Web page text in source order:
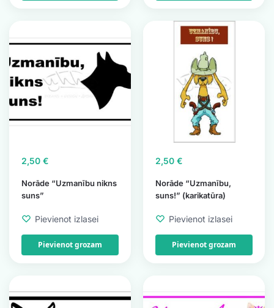
Norāde “Uzmanību nikns
suns”
2,50 €
Pievienot izlasei
Pievienot grozam
Norāde “Uzmanību,
suns!” (karikatūra)
2,50 €
Pievienot izlasei
Pievienot grozam